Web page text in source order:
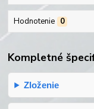
Hodnotenie 0
Kompletné
Zloženie